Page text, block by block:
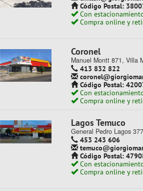
Con estacionamiento
Compra online y
Manuel Montt 871, Villa
413 832 822
Código Postal:
Con
Compra online y
General Pedro Lagos
453 243 606
Código Postal:
Con
Compra online y
Mostrando un máximo de 40 resultados por
- 30%